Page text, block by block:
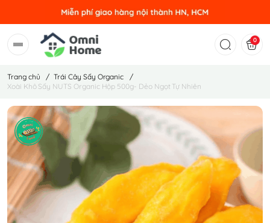
0
Trang chủ / Trái Cây Sấy Organic
/
Xoài Khô Sấy NUTS Organic Hộp 500g- Dẻo Ngọt Tự Nhiên